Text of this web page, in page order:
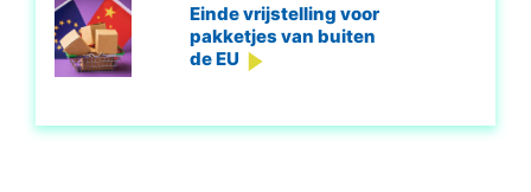
Einde vrijstelling voor
pakketjes van buiten
de EU